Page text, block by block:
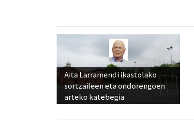
Aita Larramendi ikastolako
sortzaileen eta ondorengoen
arteko katebegia